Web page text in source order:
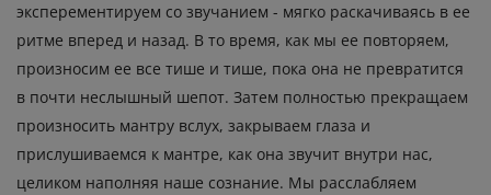
эксперементируем со звучанием - мягко раскачиваясь в ее
ритме вперед и назад. В то время, как мы ее повторяем,
произносим ее все тише и тише, пока она не превратится
в почти неслышный шепот. Затем полностью прекращаем
произносить мантру вслух, закрываем глаза и
прислушиваемся к мантре, как она звучит внутри нас,
целиком наполняя наше сознание. Мы расслабляем